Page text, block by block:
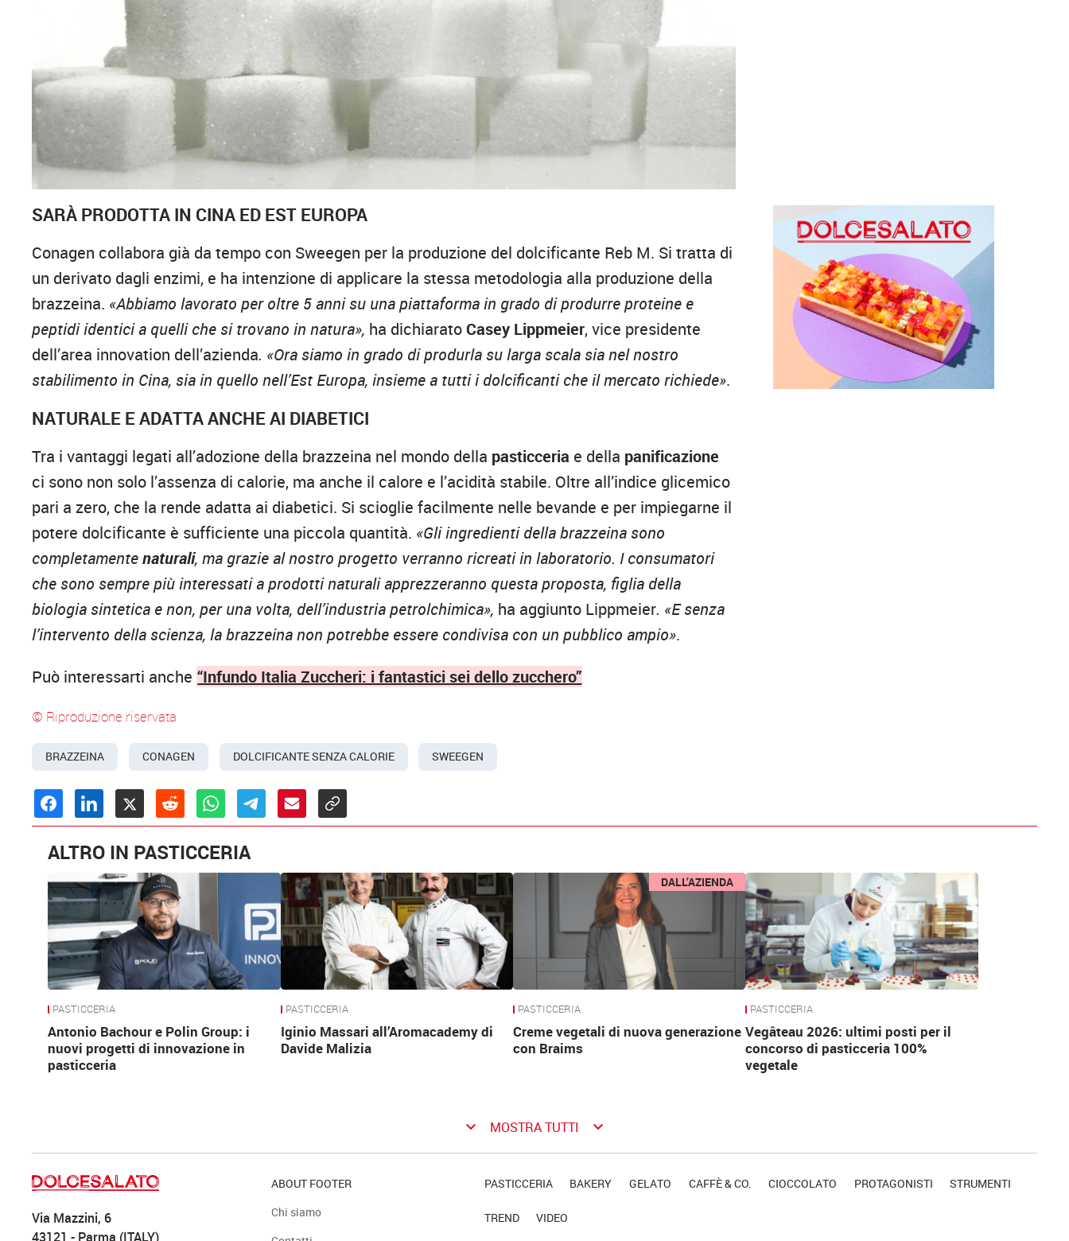
SARÀ PRODOTTA IN CINA ED EST EUROPA
Conagen collabora già da tempo con Sweegen per la produzione del dolcificante Reb M. Si tratta di
un derivato dagli enzimi, e ha intenzione di applicare la stessa metodologia alla produzione della
brazzeina. «Abbiamo lavorato per oltre 5 anni su una piattaforma in grado di produrre proteine e
peptidi identici a quelli che si trovano in natura», ha dichiarato Casey Lippmeier, vice presidente
dell’area innovation dell’azienda. «Ora siamo in grado di produrla su larga scala sia nel nostro
stabilimento in Cina, sia in quello nell’Est Europa, insieme a tutti i dolcificanti che il mercato richiede».
NATURALE E ADATTA ANCHE AI DIABETICI
Tra i vantaggi legati all’adozione della brazzeina nel mondo della pasticceria e della panificazione
ci sono non solo l’assenza di calorie, ma anche il calore e l’acidità stabile. Oltre all’indice glicemico
pari a zero, che la rende adatta ai diabetici. Si scioglie facilmente nelle bevande e per impiegarne il
potere dolcificante è sufficiente una piccola quantità. «Gli ingredienti della brazzeina sono
completamentenaturali, ma grazie al nostro progetto verranno ricreati in laboratorio. I consumatori
che sono sempre più interessati a prodotti naturali apprezzeranno questa proposta, figlia della
biologia sintetica e non, per una volta, dell’industria petrolchimica», ha aggiunto Lippmeier. «E senza
l’intervento della scienza, la brazzeina non potrebbe essere condivisa con un pubblico ampio».
Può interessarti anche “Infundo Italia Zuccheri: i fantastici sei dello zucchero”
© Riproduzione riservata
BRAZZEINA CONAGEN DOLCIFICANTE SENZA CALORIE SWEEGEN
ALTRO IN PASTICCERIA
PASTICCERIA
Antonio Bachour e Polin Group: i
nuovi progetti di innovazione in
pasticceria
PASTICCERIA
Iginio Massari all’Aromacademy di
Davide Malizia
DALL’AZIENDA
PASTICCERIA
Creme vegetali di nuova generazione
con Braims
PASTICCERIA
Vegâteau 2026: ultimi posti per il
concorso di pasticceria 100%
vegetale
keyboard_arrow_down MOSTRA TUTTI keyboard_arrow_down
Via Mazzini, 6
43121 - Parma (ITALY)
ABOUT FOOTER
Chi siamo
PASTICCERIA BAKERY GELATO CAFFÈ & CO. CIOCCOLATO PROTAGONISTI STRUMENTI
TREND VIDEO